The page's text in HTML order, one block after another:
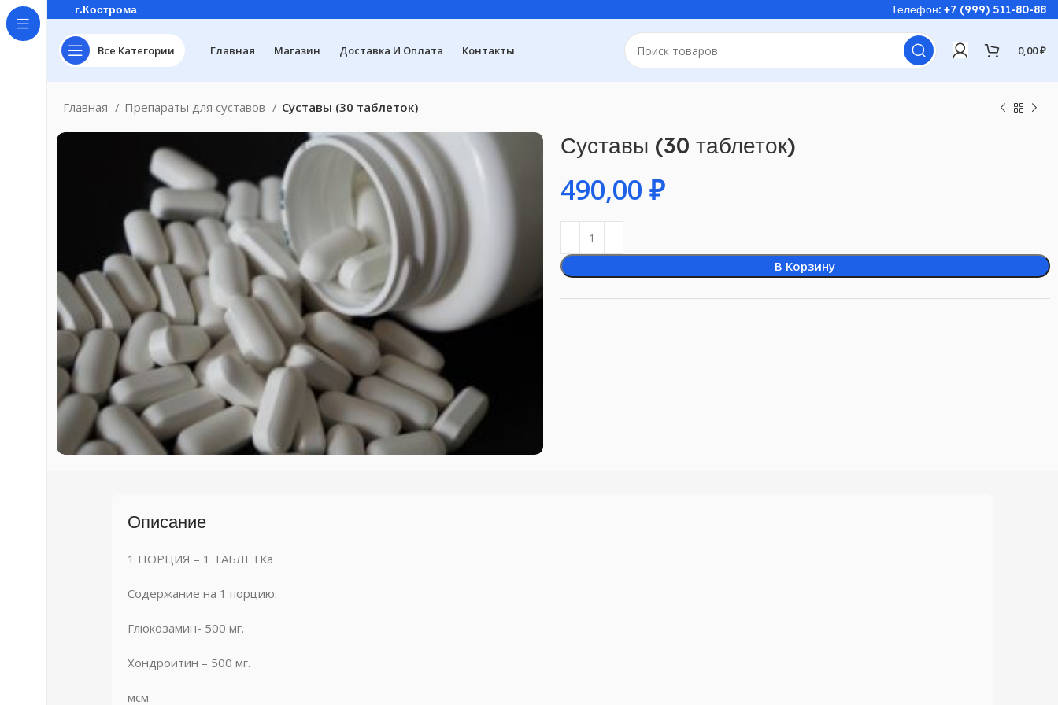
г.Кострома Телефон: +7 (999) 511-80-88
Все Категории Главная Магазин Доставка И Оплата Контакты 0,00₽
Главная Препараты для суставов Суставы (30 таблеток)
Суставы (30 таблеток)
₽
В Корзину
Описание
1 ПОРЦИЯ – 1 ТАБЛЕТКа
Содержание на 1 порцию:
Глюкозамин- 500 мг.
Хондроитин – 500 мг.
мсм